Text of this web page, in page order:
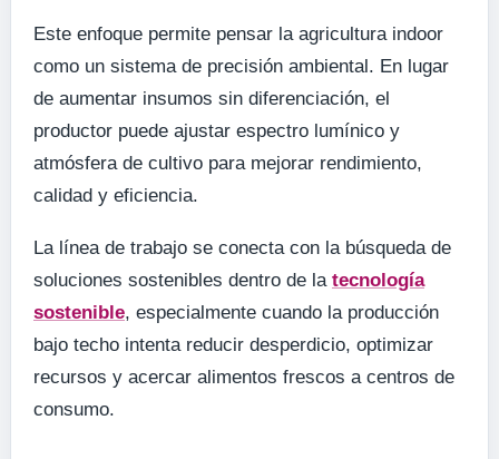
Este enfoque permite pensar la agricultura indoor
como un sistema de precisión ambiental. En lugar
de aumentar insumos sin diferenciación, el
productor puede ajustar espectro lumínico y
atmósfera de cultivo para mejorar rendimiento,
calidad y eficiencia.
La línea de trabajo se conecta con la búsqueda de
soluciones sostenibles dentro de la tecnología
sostenible, especialmente cuando la producción
bajo techo intenta reducir desperdicio, optimizar
recursos y acercar alimentos frescos a centros de
consumo.